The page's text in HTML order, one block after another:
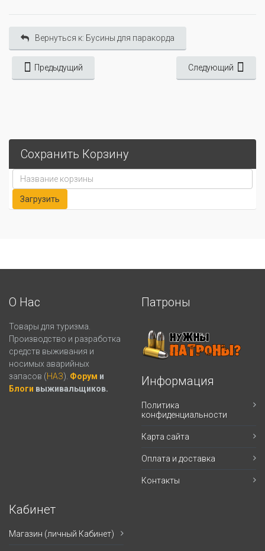
Вернуться к: Бусины для паракорда
Предыдущий Следующий
Сохранить Корзину
О Нас
Товары для туризма.
Производство и разработка
средств выживания и
носимых аварийных
запасов (НАЗ). Форум и
Блоги выживальщиков.
Патроны
Информация
Политика
конфиденциальности
Карта сайта
Оплата и доставка
Контакты
Кабинет
Магазин (личный Кабинет)